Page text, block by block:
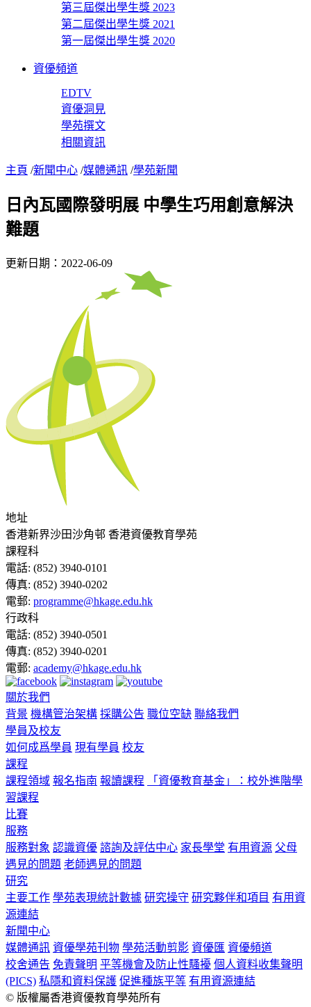
第三屆傑出學生獎 2023
第二屆傑出學生獎 2021
第一屆傑出學生獎 2020
資優頻道
EDTV
資優洞見
學苑撰文
相關資訊
主頁 /新聞中心 /媒體通訊 /學苑新聞
日內瓦國際發明展 中學生巧用創意解決
難題
更新日期：2022-06-09
地址
香港新界沙田沙角邨 香港資優教育學苑
課程科
電話: (852) 3940-0101
傳真: (852) 3940-0202
電郵: programme@hkage.edu.hk
行政科
電話: (852) 3940-0501
傳真: (852) 3940-0201
電郵: academy@hkage.edu.hk
關於我們
背景 機構管治架構 採購公告 職位空缺 聯絡我們
學員及校友
如何成爲學員 現有學員 校友
課程
課程領域 報名指南 報讀課程
「資優教育基金」：校外進階學
習課程
比賽
服務
服務對象 認識資優 諮詢及評估中心 家長學堂 有用資源 父母
遇見的問題 老師遇見的問題
研究
主要工作 學苑表現統計數據 研究操守 研究夥伴和項目 有用資
源連結
新聞中心
媒體通訊 資優學苑刊物 學苑活動剪影 資優匯 資優頻道
校舍通告 免責聲明 平等機會及防止性騷擾 個人資料收集聲明
(PICS) 私隱和資料保護 促進種族平等 有用資源連結
© 版權屬香港資優教育學苑所有